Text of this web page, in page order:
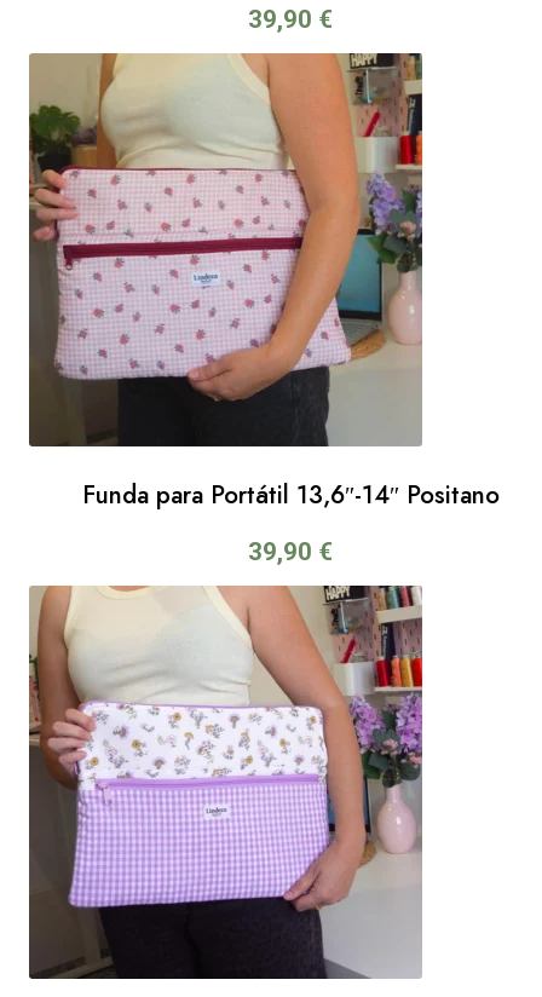
39,90 €
Funda para Portátil 13,6″-14″ Positano
39,90 €